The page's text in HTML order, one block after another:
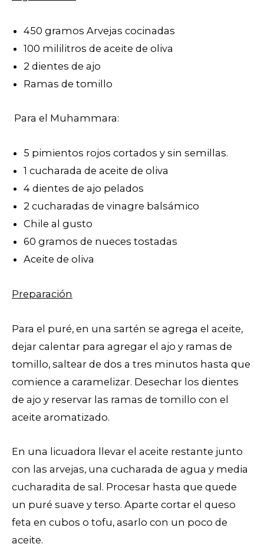
450 gramos Arvejas cocinadas
100 mililitros de aceite de oliva
2 dientes de ajo
Ramas de tomillo
Para el Muhammara:
5 pimientos rojos cortados y sin semillas.
1 cucharada de aceite de oliva
4 dientes de ajo pelados
2 cucharadas de vinagre balsámico
Chile al gusto
60 gramos de nueces tostadas
Aceite de oliva
Preparación
Para el puré, en una sartén se agrega el aceite,
dejar calentar para agregar el ajo y ramas de
tomillo, saltear de dos a tres minutos hasta que
comience a caramelizar. Desechar los dientes
de ajo y reservar las ramas de tomillo con el
aceite aromatizado.
En una licuadora llevar el aceite restante junto
con las arvejas, una cucharada de agua y media
cucharadita de sal. Procesar hasta que quede
un puré suave y terso. Aparte cortar el queso
feta en cubos o tofu, asarlo con un poco de
aceite.